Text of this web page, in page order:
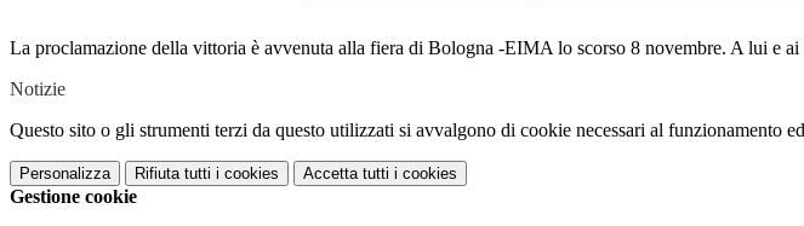
La proclamazione della vittoria è avvenuta alla fiera di Bologna -EIMA lo scorso 8 novembre. A lui e
Notizie
Questo sito o gli strumenti terzi da questo utilizzati si avvalgono di cookie necessari al funzionamento
Personalizza Rifiuta tutti i cookies Accetta tutti i cookies
Gestione cookie